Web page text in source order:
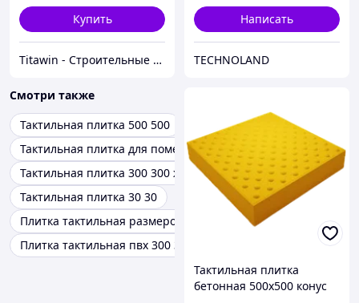
Купить
Titawin - Строительные материалы и оборудование
Написать
TECHNOLAND
Смотри также
Тактильная плитка 500 500
Тактильная плитка для помещений
Тактильная плитка 300 300 желтая
Тактильная плитка 30 30
Плитка тактильная размером 30 30
Плитка тактильная пвх 300 300
Тактильная плитка
бетонная 500х500 конус